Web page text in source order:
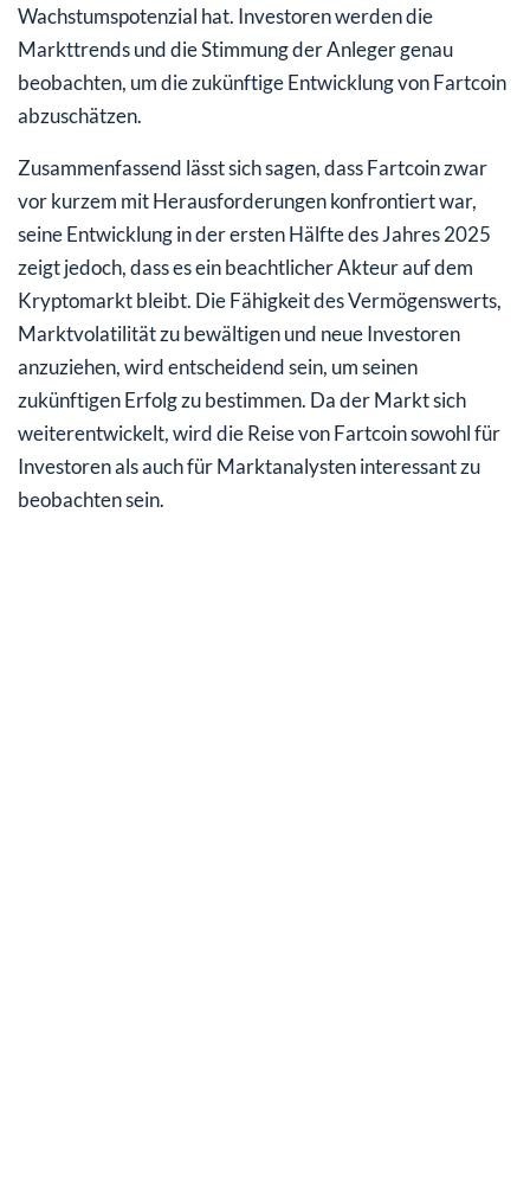
Wachstumspotenzial hat. Investoren werden die
Markttrends und die Stimmung der Anleger genau
beobachten, um die zukünftige Entwicklung von Fartcoin
abzuschätzen.
Zusammenfassend lässt sich sagen, dass Fartcoin zwar
vor kurzem mit Herausforderungen konfrontiert war,
seine Entwicklung in der ersten Hälfte des Jahres 2025
zeigt jedoch, dass es ein beachtlicher Akteur auf dem
Kryptomarkt bleibt. Die Fähigkeit des Vermögenswerts,
Marktvolatilität zu bewältigen und neue Investoren
anzuziehen, wird entscheidend sein, um seinen
zukünftigen Erfolg zu bestimmen. Da der Markt sich
weiterentwickelt, wird die Reise von Fartcoin sowohl für
Investoren als auch für Marktanalysten interessant zu
beobachten sein.